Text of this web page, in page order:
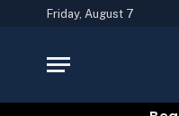
Friday, August 7